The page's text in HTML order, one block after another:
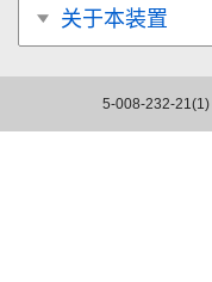
关于本装置
5-008-232-21(1)